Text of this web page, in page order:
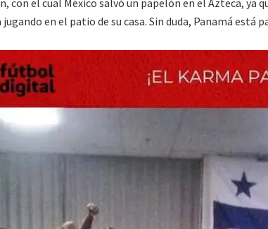
jugando en el patio de su casa. Sin duda, Panamá está